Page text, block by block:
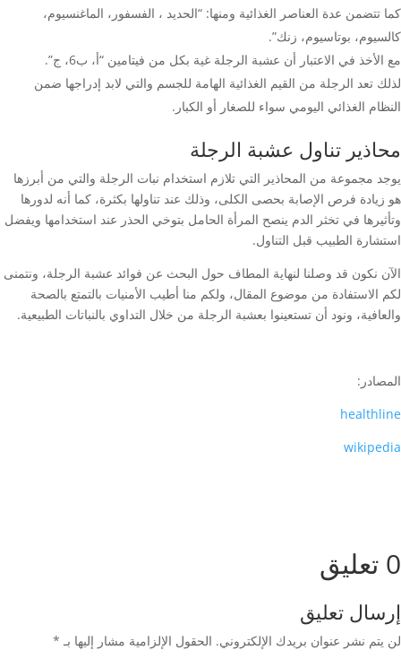
كما تتضمن عدة العناصر الغذائية ومنها: “الحديد ، الفسفور، الماغنسيوم،
كالسيوم، بوتاسيوم، زنك”.
مع الأخذ في الاعتبار أن عشبة الرجلة غية بكل من فيتامين “أ، ب6، ج”.
لذلك تعد الرجلة من القيم الغذائية الهامة للجسم والتي لابد إدراجها ضمن
النظام الغذائي اليومي سواء للصغار أو الكبار.
محاذير تناول عشبة الرجلة
يوجد مجموعة من المحاذير التي تلازم استخدام نبات الرجلة والتي من أبرزها
هو زيادة فرص الإصابة بحصى الكلى، وذلك عند تناولها بكثرة، كما أنه لدورها
وتأثيرها في تخثر الدم ينصح المرأة الحامل بتوخي الحذر عند استخدامها ويفضل
استشارة الطبيب قبل التناول.
الآن نكون قد وصلنا لنهاية المطاف حول البحث عن فوائد عشبة الرجلة، ونتمنى
لكم الاستفادة من موضوع المقال، ولكم منا أطيب الأمنيات بالتمتع بالصحة
والعافية، ونود أن تستعينوا بعشبة الرجلة من خلال التداوي بالنباتات الطبيعية.
المصادر:
healthline
wikipedia
0 تعليق
إرسال تعليق
لن يتم نشر عنوان بريدك الإلكتروني. الحقول الإلزامية مشار إليها بـ *